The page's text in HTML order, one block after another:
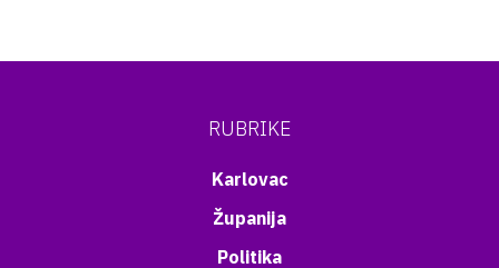
RUBRIKE
Karlovac
Županija
Politika